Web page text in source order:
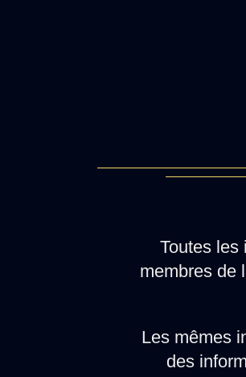
Toutes les
membres de
Les mêmes
des